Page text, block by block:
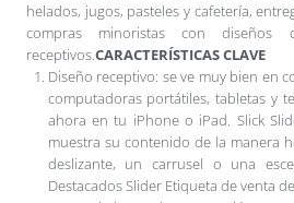
helados, jugos, pasteles y cafetería,
compras minoristas con
receptivos.CARACTERÍSTICAS CLAVE
Diseño receptivo: se ve muy bien en
computadoras portátiles, tabletas y
ahora en tu iPhone o iPad. Slick
muestra su contenido de la manera
deslizante, un carrusel o una
Destacados Slider Etiqueta de venta